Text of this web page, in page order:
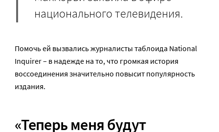
национального телевидения.
Помочь ей вызвались журналисты таблоида National
Inquirer – в надежде на то, что громкая история
воссоединения значительно повысит популярность
издания.
«Теперь меня будут